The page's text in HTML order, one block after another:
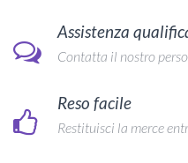
Assistenza
Contatta il nostro
Reso facile
Restituisci la merce